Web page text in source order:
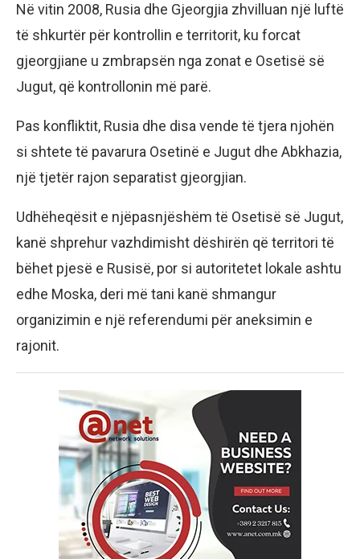
Në vitin 2008, Rusia dhe Gjeorgjia zhvilluan një luftë
të shkurtër për kontrollin e territorit, ku forcat
gjeorgjiane u zmbrapsën nga zonat e Osetisë së
Jugut, që kontrollonin më parë.
Pas konfliktit, Rusia dhe disa vende të tjera njohën
si shtete të pavarura Osetinë e Jugut dhe Abkhazia,
një tjetër rajon separatist gjeorgjian.
Udhëheqësit e njëpasnjëshëm të Osetisë së Jugut,
kanë shprehur vazhdimisht dëshirën që territori të
bëhet pjesë e Rusisë, por si autoritetet lokale ashtu
edhe Moska, deri më tani kanë shmangur
organizimin e një referendumi për aneksimin e
rajonit.